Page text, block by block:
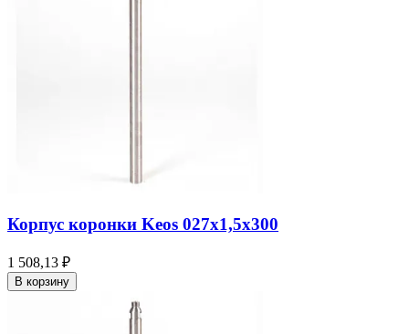
Корпус коронки Keos 027x1,5x300
1 508,13 ₽
В корзину